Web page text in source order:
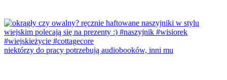
niektórzy do pracy potrzebują audiobooków, inni mu